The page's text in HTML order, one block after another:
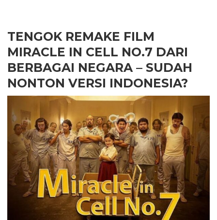
TENGOK REMAKE FILM
MIRACLE IN CELL NO.7 DARI
BERBAGAI NEGARA – SUDAH
NONTON VERSI INDONESIA?